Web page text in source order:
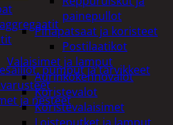
painepullot
Pihapatsaat ja koristeet
Postilaatikot
Valaisimet ja lamput
Aurinkokennovalot
Koristevalot
Koristevalaisimet
pumput ja tarvikkeet
ja nesteet